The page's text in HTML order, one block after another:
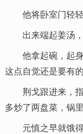
他将卧室门轻轻
出来端起姜汤
他拿起碗，起
这点自觉还是要有的
荆戈跟进来，
多炒了两盘菜，锅
元慎之早就饿